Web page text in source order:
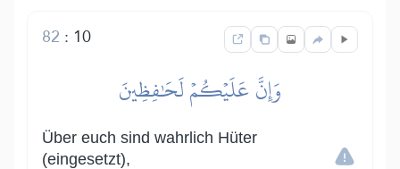
10
:
82
وَإِنَّ عَلَيۡكُمۡ لَحَٰفِظِينَ
Über euch sind wahrlich Hüter
(eingesetzt),